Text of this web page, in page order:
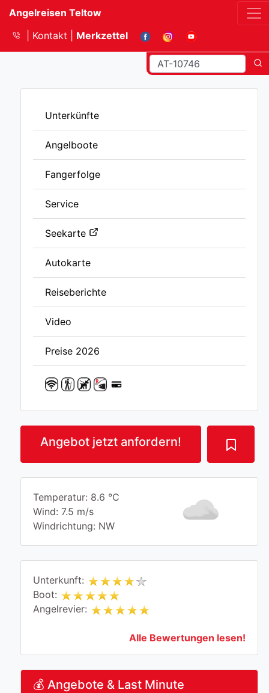
Angelreisen Teltow
Kontakt
Merkzettel
Unterkünfte
Angelboote
Fangerfolge
Service
Seekarte
Autokarte
Reiseberichte
Video
Preise 2026
Angebot jetzt anfordern!
Temperatur: 8.6 °C
Wind: 7.5 m/s
Windrichtung: NW
Unterkunft:
Boot:
Angelrevier:
Alle Bewertungen lesen!
💰 Angebote & Last Minute